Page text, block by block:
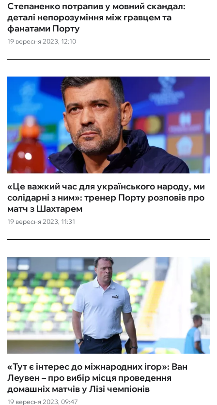
19 вересня 2023, 12:10
Степаненко потрапив у мовний скандал:
деталі непорозуміння між гравцем та
фанатами Порту
19 вересня 2023, 11:31
«Це важкий час для українського народу, ми
солідарні з ним»: тренер Порту розповів про
матч з Шахтарем
19 вересня 2023, 09:47
«Тут є інтерес до міжнародних ігор»: Ван
Леувен – про вибір місця проведення
домашніх матчів у Лізі чемпіонів